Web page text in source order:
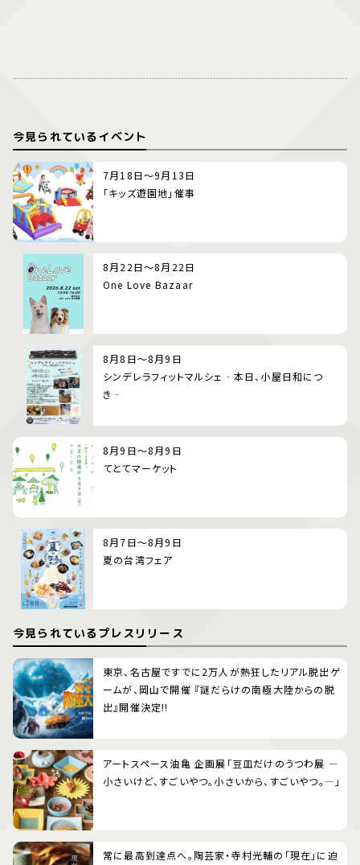
今見られているイベント
7月18日～9月13日
「キッズ遊園地」催事
8月22日～8月22日
One Love Bazaar
8月8日～8月9日
シンデレラフィットマルシェ‐本日、小屋日和につ
き‐
8月9日～8月9日
てとてマーケット
8月7日～8月9日
夏の台湾フェア
今見られているプレスリリース
東京、名古屋ですでに2万人が熱狂したリアル脱出ゲ
ームが、岡山で開催 『謎だらけの南極大陸からの脱
出』開催決定!!
アートスペース油亀 企画展「豆皿だけのうつわ展 ―
小さいけど、すごいやつ。小さいから、すごいやつ。―」
常に最高到達点へ。陶芸家・寺村光輔の「現在」に迫